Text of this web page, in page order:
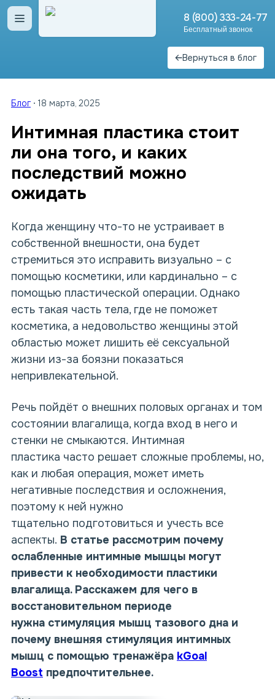
Открыть меню 8 (800) 333-24-77
Бесплатный звонок
Вернуться в блог
Блог 18 марта, 2025
Интимная пластика стоит
ли она того, и каких
последствий можно
ожидать
Когда женщину что-то не устраивает в
собственной внешности, она будет
стремиться это исправить визуально – с
помощью косметики, или кардинально – с
помощью пластической операции. Однако
есть такая часть тела, где не поможет
косметика, а недовольство женщины этой
областью может лишить её сексуальной
жизни из-за боязни показаться
непривлекательной.
Речь пойдёт о внешних половых органах и том
состоянии влагалища, когда вход в него и
стенки не смыкаются. Интимная
пластика часто решает сложные проблемы, но,
как и любая операция, может иметь
негативные последствия и осложнения,
поэтому к ней нужно
тщательно подготовиться и учесть все
аспекты. В статье рассмотрим почему
ослабленные интимные мышцы могут
привести к необходимости пластики
влагалища. Расскажем для чего в
восстановительном периоде
нужна стимуляция мышц тазового дна и
почему внешняя стимуляция интимных
мышц с помощью тренажёра kGoal
Boost предпочтительнее.